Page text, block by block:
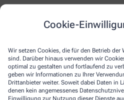
Cookie-
Wir setzen Cookies, die für den Betrieb
sind. Darüber hinaus verwenden wir
optimal zu gestalten und fortlaufend zu
geben wir Informationen zu Ihrer
Drittanbieter weiter. Soweit dabei Daten in
denen kein angemessenes
Einwilligung zur Nutzung dieser Dienste
ständig, der Impfstoff wird daher
angepasst. Nach der Impfung
der Körper einen ausreichenden
aufgebaut hat. Auch eine spätere
ist meist noch sinnvoll.